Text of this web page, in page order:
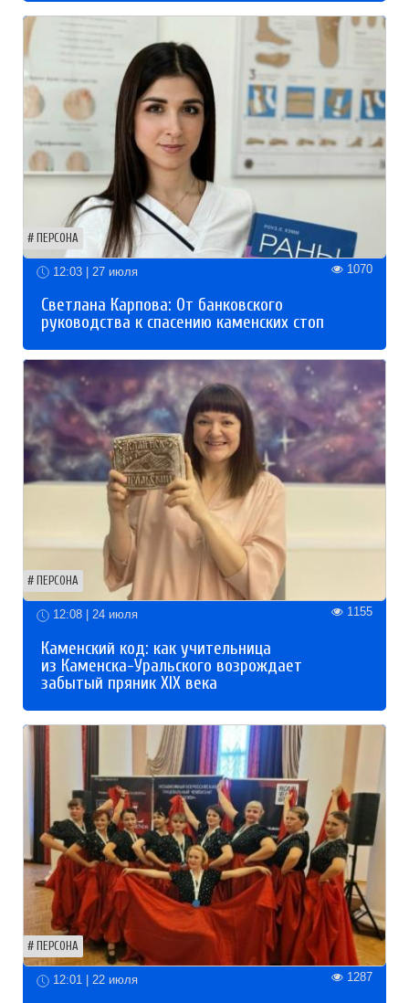
ПЕРСОНА
12:03 | 27 июля 1070
Светлана Карпова: От банковского
руководства к спасению каменских стоп
ПЕРСОНА
12:08 | 24 июля 1155
Каменский код: как учительница
из Каменска-Уральского возрождает
забытый пряник XIX века
ПЕРСОНА
12:01 | 22 июля 1287